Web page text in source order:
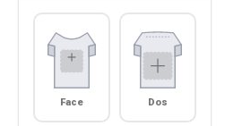
Face Dos